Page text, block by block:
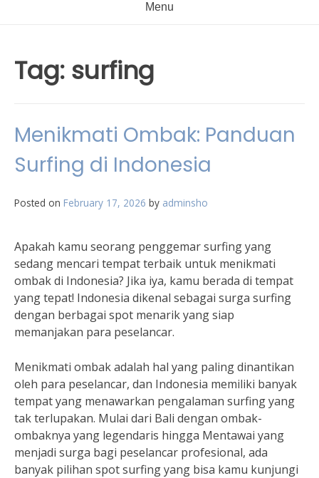
Menu
Tag: surfing
Menikmati Ombak: Panduan
Surfing di Indonesia
Posted on February 17, 2026 by adminsho
Apakah kamu seorang penggemar surfing yang
sedang mencari tempat terbaik untuk menikmati
ombak di Indonesia? Jika iya, kamu berada di tempat
yang tepat! Indonesia dikenal sebagai surga surfing
dengan berbagai spot menarik yang siap
memanjakan para peselancar.
Menikmati ombak adalah hal yang paling dinantikan
oleh para peselancar, dan Indonesia memiliki banyak
tempat yang menawarkan pengalaman surfing yang
tak terlupakan. Mulai dari Bali dengan ombak-
ombaknya yang legendaris hingga Mentawai yang
menjadi surga bagi peselancar profesional, ada
banyak pilihan spot surfing yang bisa kamu kunjungi